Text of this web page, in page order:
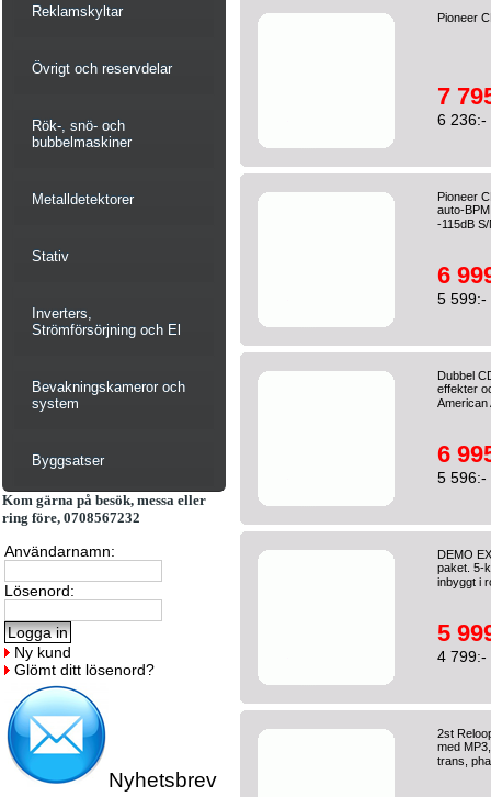
Reklamskyltar
Övrigt och reservdelar
Rök-, snö- och
bubbelmaskiner
Metalldetektorer
Stativ
Inverters,
Strömförsörjning och El
Bevakningskameror och
system
Byggsatser
Kom gärna på besök, messa eller
ring före, 0708567232
Användarnamn:
Lösenord:
Ny kund
Glömt ditt lösenord?
Nyhetsbrev
Pioneer
7
6 236:-
Pioneer
auto-
-115dB
6
5 599:-
Dubbel
effekter
American
6
5 596:-
DEMO
paket. 5-
inbyggt i
5
4 799:-
2st
med
trans,